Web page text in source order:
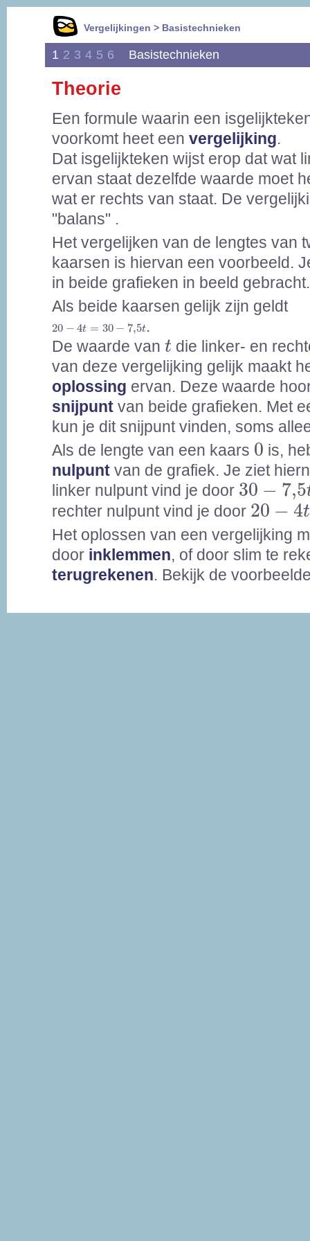
Vergelijkingen > Basistechnieken
1 2 3 4 5 6 Basistechnieken
Theorie
Een formule waarin een
voorkomt heet een vergelijking.
Dat isgelijkteken wijst erop dat wat
ervan staat dezelfde waarde moet
wat er rechts van staat. De
"balans" .
Het vergelijken van de lengtes van
kaarsen is hiervan een voorbeeld.
in beide grafieken in beeld gebracht.
Als beide kaarsen gelijk zijn geldt
20 − 4t = 30 − 7,5t
20 =30 7,5
.
De waarde van t
t die linker- en
van deze vergelijking gelijk maakt
oplossing ervan. Deze waarde
snijpunt van beide grafieken. Met
kun je dit snijpunt vinden, soms
Als de lengte van een kaars 0
0 is,
nulpunt van de grafiek. Je ziet
linker nulpunt vind je door 30 − 7,5
30-7,5t
rechter nulpunt vind je door 20 − 4t
20 4 t=
Het oplossen van een vergelijking
door inklemmen, of door slim te
terugrekenen. Bekijk de